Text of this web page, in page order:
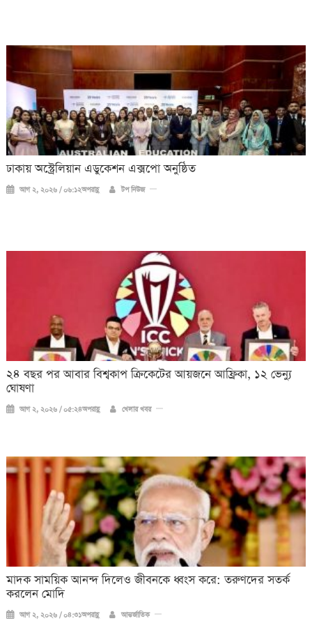
ঢাকায় অস্ট্রেলিয়ান এডুকেশন এক্সপো অনুষ্ঠিত
আগ ২, ২০২৬ / ০৬:১২অপরাহ্ণ টপ নিউজ
২৪ বছর পর আবার বিশ্বকাপ ক্রিকে‌টের আয়জনে আফ্রিকা, ১২ ভেন্যু
ঘোষণা
আগ ২, ২০২৬ / ০৫:২৪অপরাহ্ণ খেলার খবর
মাদক সাময়িক আনন্দ দিলেও জীবনকে ধ্বংস করে: তরুণদের সতর্ক
করলেন মোদি
আগ ২, ২০২৬ / ০৪:৩১অপরাহ্ণ আন্তর্জাতিক